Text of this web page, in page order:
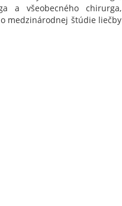
a všeobecného chirurga,
medzinárodnej štúdie liečby